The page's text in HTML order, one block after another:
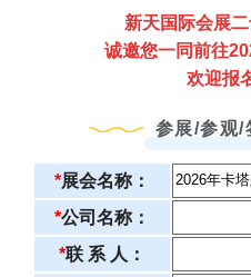
新天国际会展
诚邀您一同前往
欢迎报
参展/参观/
*展会名称：
*公司名称：
*联 系 人：